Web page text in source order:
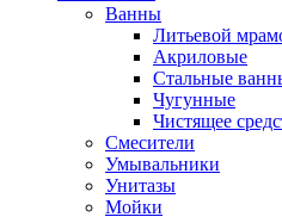
Ванны
Литьевой
Акриловые
Стальные
Чугунные
Чистящее
Смесители
Умывальники
Унитазы
Мойки